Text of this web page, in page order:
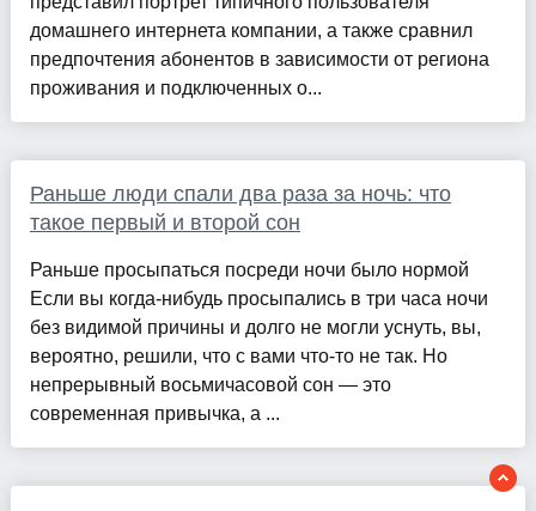
домашнего интернета компании, а также сравнил
предпочтения абонентов в зависимости от региона
проживания и подключенных о...
Раньше люди спали два раза за ночь: что
такое первый и второй сон
Раньше просыпаться посреди ночи было нормой
Если вы когда-нибудь просыпались в три часа ночи
без видимой причины и долго не могли уснуть, вы,
вероятно, решили, что с вами что-то не так. Но
непрерывный восьмичасовой сон — это
современная привычка, а ...